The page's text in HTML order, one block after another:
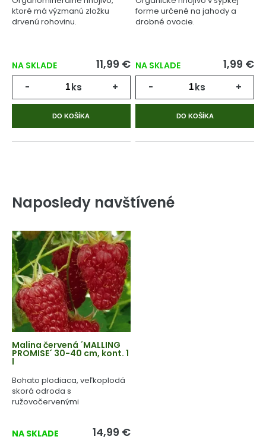
ktoré má výzmanú zložku
drvenú rohovinu.
NA SKLADE 11,99 €
- ks +
DO KOŠÍKA
forme určené na jahody a
drobné ovocie.
NA SKLADE 1,99 €
- ks +
DO KOŠÍKA
Naposledy navštívené
Malina červená ´MALLING
PROMISE´ 30-40 cm, kont. 1
l
Bohato plodiaca, veľkoplodá
skorá odroda s
ružovočervenými
NA SKLADE 14,99 €